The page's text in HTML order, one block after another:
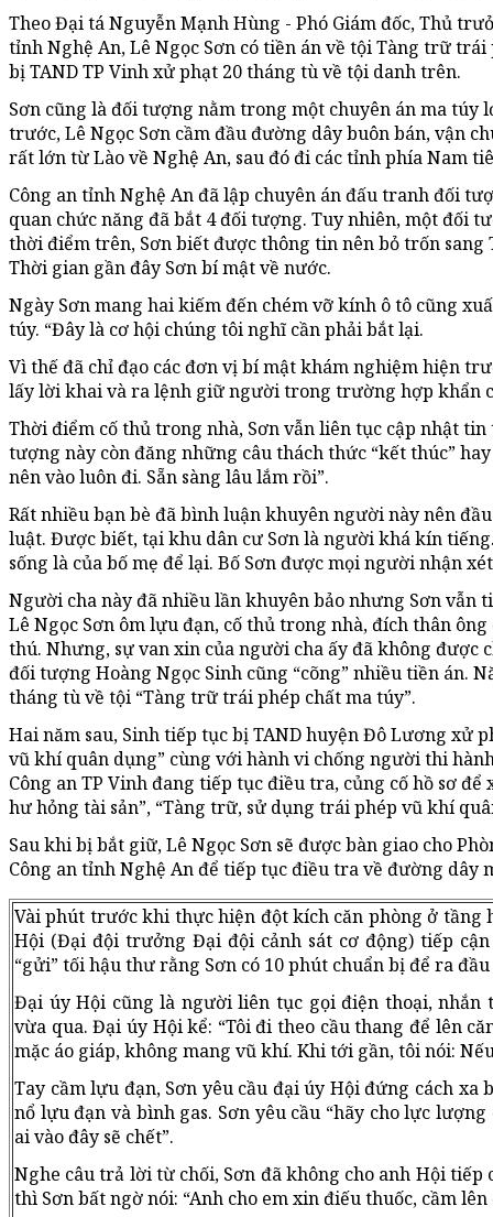
Theo Đại tá Nguyễn Mạnh Hùng - Phó Giám đốc, Thủ
tỉnh Nghệ An, Lê Ngọc Sơn có tiền án về tội Tàng trữ trái
bị TAND TP Vinh xử phạt 20 tháng tù về tội danh trên.
Sơn cũng là đối tượng nằm trong một chuyên án ma túy
trước, Lê Ngọc Sơn cầm đầu đường dây buôn bán, vận
rất lớn từ Lào về Nghệ An, sau đó đi các tỉnh phía Nam
Công an tỉnh Nghệ An đã lập chuyên án đấu tranh đối
quan chức năng đã bắt 4 đối tượng. Tuy nhiên, một đối
thời điểm trên, Sơn biết được thông tin nên bỏ trốn
Thời gian gần đây Sơn bí mật về nước.
Ngày Sơn mang hai kiếm đến chém vỡ kính ô tô cũng
túy. “Đây là cơ hội chúng tôi nghĩ cần phải bắt lại.
Vì thế đã chỉ đạo các đơn vị bí mật khám nghiệm hiện
lấy lời khai và ra lệnh giữ người trong trường hợp khẩn
Thời điểm cố thủ trong nhà, Sơn vẫn liên tục cập nhật
tượng này còn đăng những câu thách thức “kết thúc”
nên vào luôn đi. Sẵn sàng lâu lắm rồi”.
Rất nhiều bạn bè đã bình luận khuyên người này nên
luật. Được biết, tại khu dân cư Sơn là người khá kín
sống là của bố mẹ để lại. Bố Sơn được mọi người nhận
Người cha này đã nhiều lần khuyên bảo nhưng Sơn vẫn
Lê Ngọc Sơn ôm lựu đạn, cố thủ trong nhà, đích thân
thú. Nhưng, sự van xin của người cha ấy đã không được
đối tượng Hoàng Ngọc Sinh cũng “cõng” nhiều tiền án.
tháng tù về tội “Tàng trữ trái phép chất ma túy”.
Hai năm sau, Sinh tiếp tục bị TAND huyện Đô Lương xử
vũ khí quân dụng” cùng với hành vi chống người thi
Công an TP Vinh đang tiếp tục điều tra, củng cố hồ sơ để
hư hỏng tài sản”, “Tàng trữ, sử dụng trái phép vũ khí
Sau khi bị bắt giữ, Lê Ngọc Sơn sẽ được bàn giao cho
Công an tỉnh Nghệ An để tiếp tục điều tra về đường dây
Vài phút trước khi thực hiện đột kích căn phòng ở tầng
Hội (Đại đội trưởng Đại đội cảnh sát cơ động) tiếp
“gửi” tối hậu thư rằng Sơn có 10 phút chuẩn bị để ra
Đại úy Hội cũng là người liên tục gọi điện thoại,
vừa qua. Đại úy Hội kể: “Tôi đi theo cầu thang để lên
mặc áo giáp, không mang vũ khí. Khi tới gần, tôi nói:
Tay cầm lựu đạn, Sơn yêu cầu đại úy Hội đứng cách xa
nổ lựu đạn và bình gas. Sơn yêu cầu “hãy cho lực
ai vào đây sẽ chết”.
Nghe câu trả lời từ chối, Sơn đã không cho anh Hội
thì Sơn bất ngờ nói: “Anh cho em xin điếu thuốc, cầm lên